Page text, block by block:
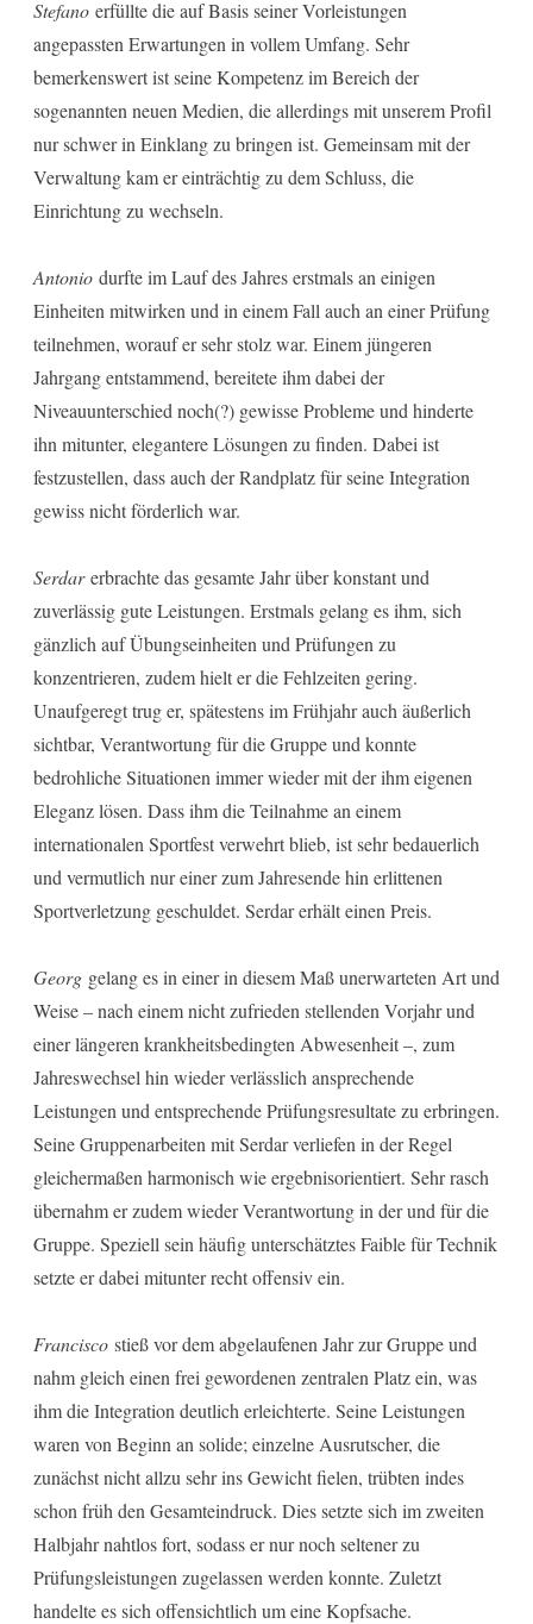
Stefano erfüllte die auf Basis seiner Vorleistungen
angepassten Erwartungen in vollem Umfang. Sehr
bemerkenswert ist seine Kompetenz im Bereich der
sogenannten neuen Medien, die allerdings mit unserem Profil
nur schwer in Einklang zu bringen ist. Gemeinsam mit der
Verwaltung kam er einträchtig zu dem Schluss, die
Einrichtung zu wechseln.
Antonio durfte im Lauf des Jahres erstmals an einigen
Einheiten mitwirken und in einem Fall auch an einer Prüfung
teilnehmen, worauf er sehr stolz war. Einem jüngeren
Jahrgang entstammend, bereitete ihm dabei der
Niveauunterschied noch(?) gewisse Probleme und hinderte
ihn mitunter, elegantere Lösungen zu finden. Dabei ist
festzustellen, dass auch der Randplatz für seine Integration
gewiss nicht förderlich war.
Serdarerbrachte das gesamte Jahr über konstant und
zuverlässig gute Leistungen. Erstmals gelang es ihm, sich
gänzlich auf Übungseinheiten und Prüfungen zu
konzentrieren, zudem hielt er die Fehlzeiten gering.
Unaufgeregt trug er, spätestens im Frühjahr auch äußerlich
sichtbar, Verantwortung für die Gruppe und konnte
bedrohliche Situationen immer wieder mit der ihm eigenen
Eleganz lösen. Dass ihm die Teilnahme an einem
internationalen Sportfest verwehrt blieb, ist sehr bedauerlich
und vermutlich nur einer zum Jahresende hin erlittenen
Sportverletzung geschuldet. Serdar erhält einen Preis.
Georg gelang es in einer in diesem Maß unerwarteten Art und
Weise – nach einem nicht zufrieden stellenden Vorjahr und
einer längeren krankheitsbedingten Abwesenheit –, zum
Jahreswechsel hin wieder verlässlich ansprechende
Leistungen und entsprechende Prüfungsresultate zu erbringen.
Seine Gruppenarbeiten mit Serdar verliefen in der Regel
gleichermaßen harmonisch wie ergebnisorientiert. Sehr rasch
übernahm er zudem wieder Verantwortung in der und für die
Gruppe. Speziell sein häufig unterschätztes Faible für Technik
setzte er dabei mitunter recht offensiv ein.
Francisco stieß vor dem abgelaufenen Jahr zur Gruppe und
nahm gleich einen frei gewordenen zentralen Platz ein, was
ihm die Integration deutlich erleichterte. Seine Leistungen
waren von Beginn an solide; einzelne Ausrutscher, die
zunächst nicht allzu sehr ins Gewicht fielen, trübten indes
schon früh den Gesamteindruck. Dies setzte sich im zweiten
Halbjahr nahtlos fort, sodass er nur noch seltener zu
Prüfungsleistungen zugelassen werden konnte. Zuletzt
handelte es sich offensichtlich um eine Kopfsache.